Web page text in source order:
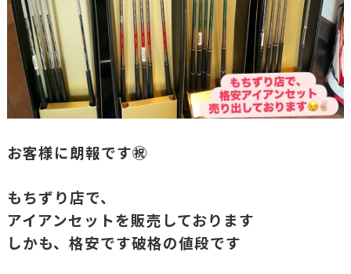
お客様に朗報です㊗️
もちずり店で、
アイアンセットを販売しております
しかも、格安です破格の値段です